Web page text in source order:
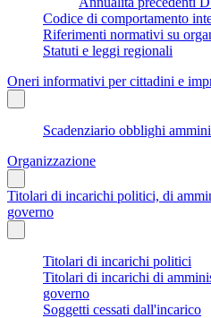
Codice di comportamento
Riferimenti normativi su
Statuti e leggi regionali
Oneri informativi per cittadini e
Scadenziario obblighi
Organizzazione
Titolari di incarichi politici, di
governo
Titolari di incarichi politici
Titolari di incarichi di
governo
Soggetti cessati dall'incarico